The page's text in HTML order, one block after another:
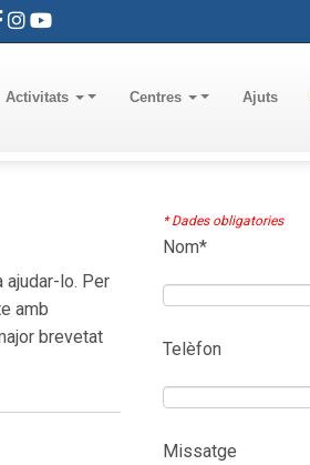
Activitats Centres Ajuts
lo. Per
amb
brevetat
* Dades obligatories
Nom*
Telèfon
Missatge